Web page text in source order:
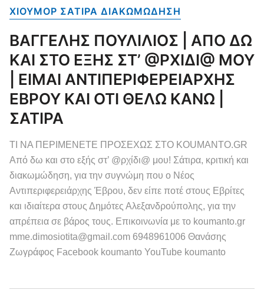
ΧΙΟΥΜΟΡ ΣΑΤΙΡΑ ΔΙΑΚΩΜΩΔΗΣΗ
ΒΑΓΓΕΛΗΣ ΠΟΥΛΙΛΙΟΣ | ΑΠΟ ΔΩ
ΚΑΙ ΣΤΟ ΕΞΗΣ ΣΤ’ @ΡΧΙΔΙ@ ΜΟΥ
| ΕΙΜΑΙ ΑΝΤΙΠΕΡΙΦΕΡΕΙΑΡΧΗΣ
ΕΒΡΟΥ ΚΑΙ ΟΤΙ ΘΕΛΩ ΚΑΝΩ |
ΣΑΤΙΡΑ
ΤΙ ΝΑ ΠΕΡΙΜΕΝΕΤΕ ΠΡΟΣΕΧΩΣ ΣΤΟ KOUMANTO.GR
Από δω και στο εξής στ’ @ρχίδι@ μου! Σάτιρα, κριτική και
διακωμώδηση, για την συγνώμη που ο Νέος
Αντιπεριφερειάρχης Έβρου, δεν είπε ποτέ στους Εβρίτες
και ιδιαίτερα στους Δημότες Αλεξανδρούπολης, για την
απρέπεια σε βάρος τους. Επικοινωνία με το koumanto.gr
mme.dimosiotita@gmail.com 6948961006 Θανάσης
Ζωγράφος Facebook koumanto YouTube koumanto